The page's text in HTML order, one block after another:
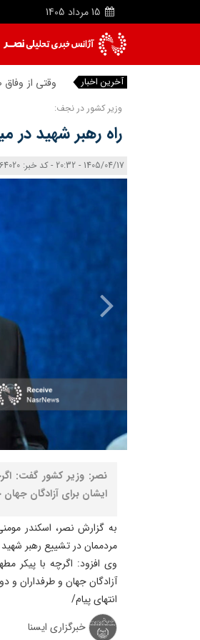
15 مرداد 1405
آخرین اخبار وقتی از
وزیر کشور در نجف:
راه رهبر شهید در
1405/04/17 - 20:32 - کد خبر: 164020
نصر: وزیر کشور گفت:
ایشان برای آزادگان
به گزارش نصر، اسکندر
مردممان در تشییع رهبر
وی افزود: اگرچه با پیکر
آزادگان جهان و طرفداران و
انتهای پیام/
خبرگزاری ایسنا